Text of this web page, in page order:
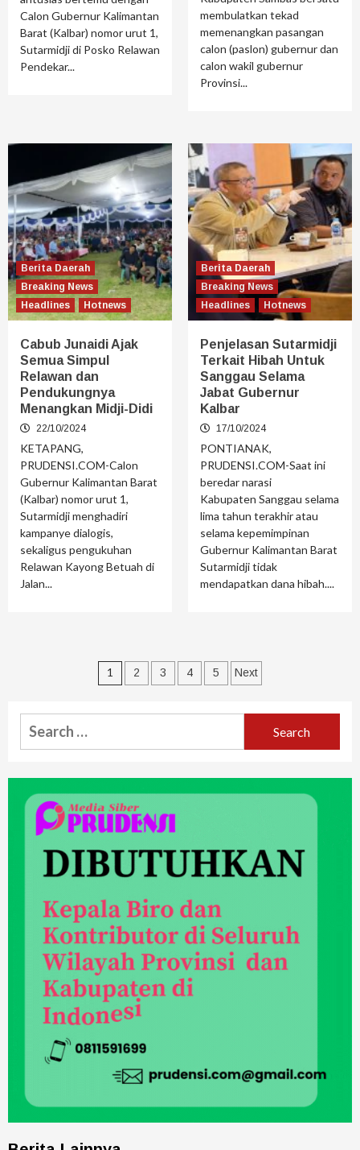
Calon Gubernur Kalimantan
Barat (Kalbar) nomor urut 1,
Sutarmidji di Posko Relawan
Pendekar...
membulatkan tekad
memenangkan pasangan
calon (paslon) gubernur dan
calon wakil gubernur
Provinsi...
Berita Daerah
Breaking News
Headlines
Hotnews
Cabub Junaidi Ajak
Semua Simpul
Relawan dan
Pendukungnya
Menangkan Midji-Didi
22/10/2024
KETAPANG,
PRUDENSI.COM-Calon
Gubernur Kalimantan Barat
(Kalbar) nomor urut 1,
Sutarmidji menghadiri
kampanye dialogis,
sekaligus pengukuhan
Relawan Kayong Betuah di
Jalan...
Berita Daerah
Breaking News
Headlines
Hotnews
Penjelasan Sutarmidji
Terkait Hibah Untuk
Sanggau Selama
Jabat Gubernur
Kalbar
17/10/2024
PONTIANAK,
PRUDENSI.COM-Saat ini
beredar narasi
Kabupaten Sanggau selama
lima tahun terakhir atau
selama kepemimpinan
Gubernur Kalimantan Barat
Sutarmidji tidak
mendapatkan dana hibah....
1 2 3 4 5 Next